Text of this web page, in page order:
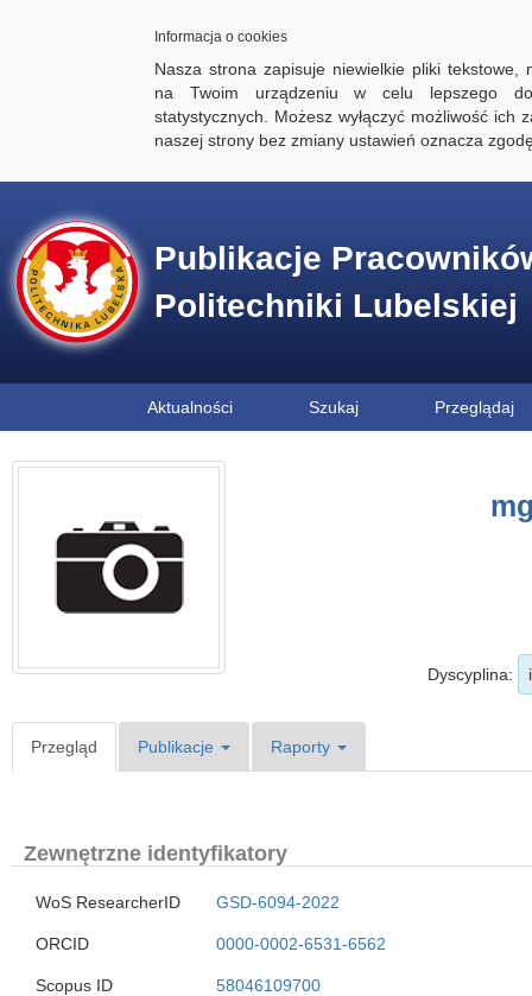
Informacja o cookies
Nasza strona zapisuje niewielkie pliki tekstowe,
na Twoim urządzeniu w celu lepszego
statystycznych. Możesz wyłączyć możliwość ich
naszej strony bez zmiany ustawień oznacza
Publikacje
Politechniki Lubelskiej
Aktualności Szukaj Przeglądaj
Dyscyplina:
Przegląd Publikacje Raporty
Zewnętrzne identyfikatory
WoS ResearcherID GSD-6094-2022
ORCID 0000-0002-6531-6562
Scopus ID 58046109700